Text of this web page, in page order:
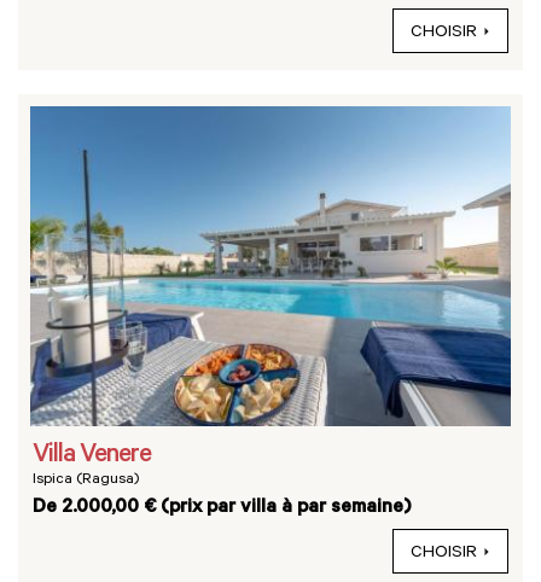
CHOISIR
Villa Venere
Ispica (Ragusa)
De 2.000,00 € (prix par villa à par semaine)
CHOISIR